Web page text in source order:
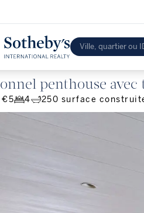
penthouse avec
€5 4 250 surface